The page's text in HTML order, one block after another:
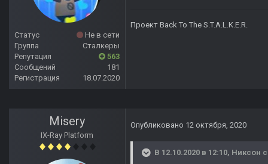
Статус
Не в сети
Группа
Сталкеры
Репутация
563
Сообщений
181
Регистрация
18.07.2020
Проект Back To The S.T.A.L.K.E.R.
Misery
IX-Ray Platform
Опубликовано 12 октября, 2020
В 12.10.2020 в 12:10, Никсон